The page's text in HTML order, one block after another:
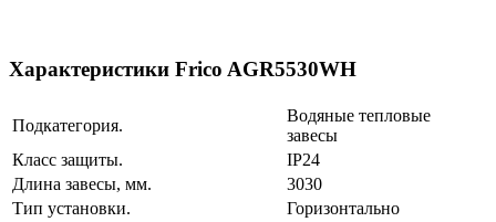
Характеристики Frico AGR5530WH
Подкатегория.
Водяные тепловые
завесы
Класс защиты.
IP24
Длина завесы, мм.
3030
Тип установки.
Горизонтально